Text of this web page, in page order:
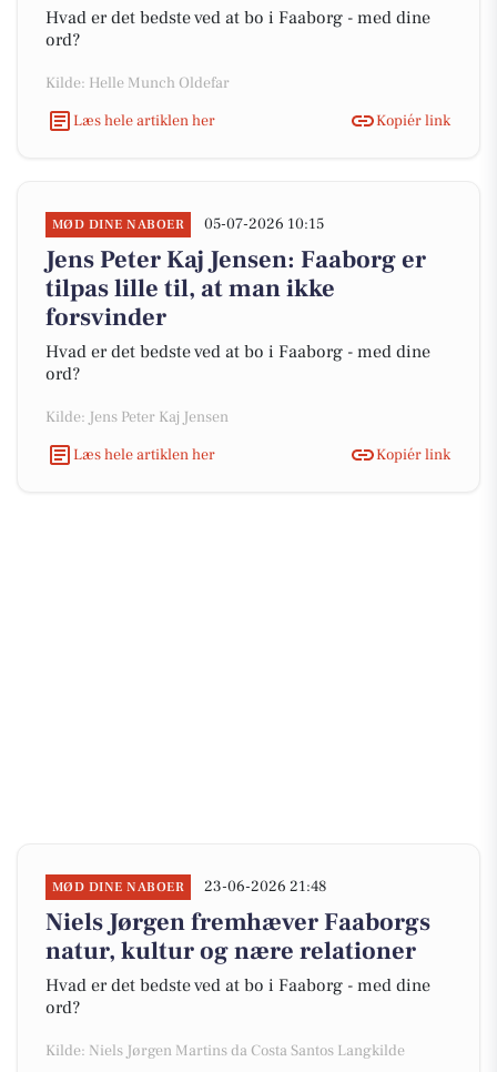
Hvad er det bedste ved at bo i Faaborg - med dine
ord?
Kilde: Helle Munch Oldefar
Læs hele artiklen her
Kopiér link
MØD DINE NABOER 05-07-2026 10:15
Jens Peter Kaj Jensen: Faaborg er
tilpas lille til, at man ikke
forsvinder
Hvad er det bedste ved at bo i Faaborg - med dine
ord?
Kilde: Jens Peter Kaj Jensen
Læs hele artiklen her
Kopiér link
MØD DINE NABOER 23-06-2026 21:48
Niels Jørgen fremhæver Faaborgs
natur, kultur og nære relationer
Hvad er det bedste ved at bo i Faaborg - med dine
ord?
Kilde: Niels Jørgen Martins da Costa Santos Langkilde